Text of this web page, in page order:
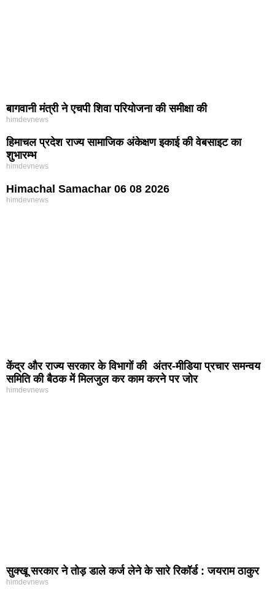
बागवानी मंत्री ने एचपी शिवा परियोजना की समीक्षा की
himdevnews
हिमाचल प्रदेश राज्य सामाजिक अंकेक्षण इकाई की वेबसाइट का
शुभारम्भ
himdevnews
Himachal Samachar 06 08 2026
himdevnews
केंद्र और राज्य सरकार के विभागों की अंतर-मीडिया प्रचार समन्वय
समिति की बैठक में मिलजुल कर काम करने पर जोर
himdevnews
सुक्खू सरकार ने तोड़ डाले कर्ज लेने के सारे रिकॉर्ड : जयराम ठाकुर
himdevnews